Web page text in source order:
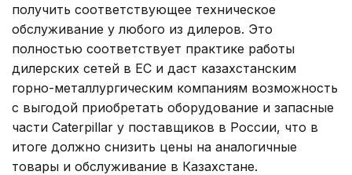
получить соответствующее техническое
обслуживание у любого из дилеров. Это
полностью соответствует практике работы
дилерских сетей в ЕС и даст казахстанским
горно-металлургическим компаниям возможность
с выгодой приобретать оборудование и запасные
части Caterpillar у поставщиков в России, что в
итоге должно снизить цены на аналогичные
товары и обслуживание в Казахстане.